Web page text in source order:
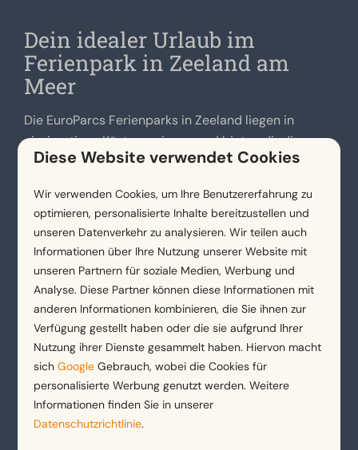
Dein idealer Urlaub im
Ferienpark in Zeeland am
Meer
Die EuroParcs Ferienparks in Zeeland liegen in
einzigartigen Küstenregionen und bieten dir die
perfekte Kombination aus Komfort und Natur. Hier
wie Kitesurfen, Segeln oder Stand up Paddling
ausprobieren oder die Freizeiteinrichtungen wie
Spielplätze, Restaurants und den Fahrradverleih
nutzen. Für echte Strandliebhaber sind die Parks
EuroParcs SchoneveldundEuroParcs Cadzand ideal
da du dein Ferienhaus in wenigen Minuten verlassen
und direkt am Meer stehen kannst. Suchst du eher
die Ruhe eines kleineren Parks bietet sichEuroParcs
De Zeeuwse Duinenbei Westkapelle an. Ob du mit
der Familie, mit Freunden oder mit dem Hund anreist
unsere modernenFerienhäuserbieten dir höchsten
Komfort und oft sogar einen direkten Strandzugang.
Diese Website verwendet Cookies
Wir verwenden Cookies, um Ihre Benutzererfahrung zu
optimieren, personalisierte Inhalte bereitzustellen und
unseren Datenverkehr zu analysieren. Wir teilen auch
Informationen über Ihre Nutzung unserer Website mit
unseren Partnern für soziale Medien, Werbung und
Analyse. Diese Partner können diese Informationen mit
anderen Informationen kombinieren, die Sie ihnen zur
Verfügung gestellt haben oder die sie aufgrund Ihrer
Nutzung ihrer Dienste gesammelt haben. Hiervon macht
sichGoogle Gebrauch, wobei die Cookies für
personalisierte Werbung genutzt werden. Weitere
Informationen finden Sie in unserer
Datenschutzrichtlinie.